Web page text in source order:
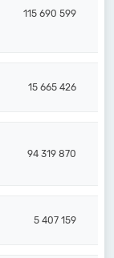
115 690 599
15 665 426
94 319 870
5 407 159